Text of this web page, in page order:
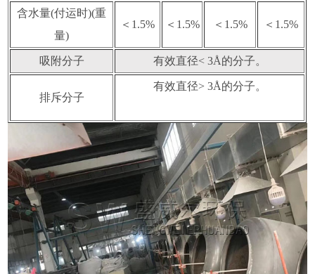
含水量(付运时)(重
量)
＜1.5% ＜1.5% ＜1.5% ＜1.5%
吸附分子 有效直径< 3Å的分子。
排斥分子
有效直径> 3Å的分子。